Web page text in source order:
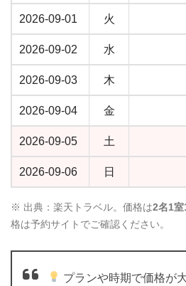
2026-09-01 火
2026-09-02 水
2026-09-03 木
2026-09-04 金
2026-09-05 土
2026-09-06 日
※ 出典：楽天トラベル。価格は2名1室
格は予約サイトでご確認ください。
プランや時期で価格が